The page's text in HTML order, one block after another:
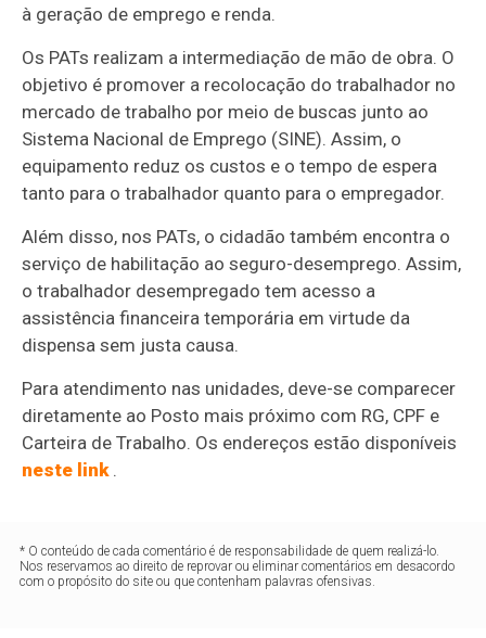
à geração de emprego e renda.
Os PATs realizam a intermediação de mão de obra. O
objetivo é promover a recolocação do trabalhador no
mercado de trabalho por meio de buscas junto ao
Sistema Nacional de Emprego (SINE). Assim, o
equipamento reduz os custos e o tempo de espera
tanto para o trabalhador quanto para o empregador.
Além disso, nos PATs, o cidadão também encontra o
serviço de habilitação ao seguro-desemprego. Assim,
o trabalhador desempregado tem acesso a
assistência financeira temporária em virtude da
dispensa sem justa causa.
Para atendimento nas unidades, deve-se comparecer
diretamente ao Posto mais próximo com RG, CPF e
Carteira de Trabalho. Os endereços estão disponíveis
neste link.
* O conteúdo de cada comentário é de responsabilidade de quem realizá-lo.
Nos reservamos ao direito de reprovar ou eliminar comentários em desacordo
com o propósito do site ou que contenham palavras ofensivas.